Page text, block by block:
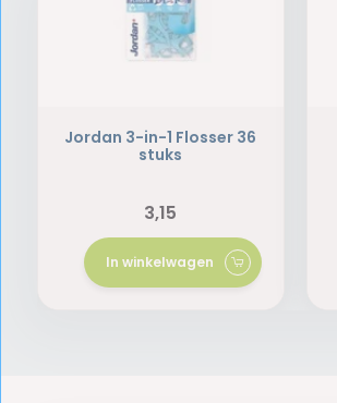
Jordan 3-in-1 Flosser 36
stuks
3,15
In winkelwagen